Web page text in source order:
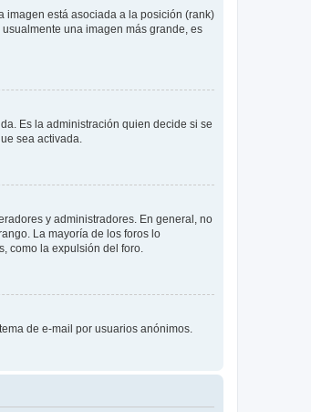
imagen está asociada a la posición (rank)
una imagen más grande, es
Es la administración quien decide si se
sea activada.
y administradores. En general, no
La mayoría de los foros lo
como la expulsión del foro.
de e-mail por usuarios anónimos.